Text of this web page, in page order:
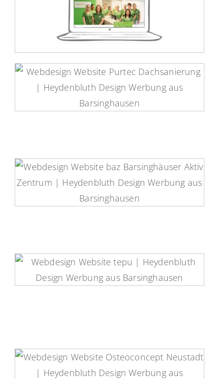
Neurozentrum Barsinghausen
Website
Purtec-Dachsanierung Website
baz Fitness Website
tepu Website